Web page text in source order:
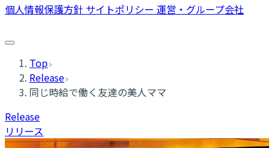
個人情報保護方針 サイトポリシー 運営・グループ会社
Top
Release
同じ時給で働く友達の美人ママ
Release
リリース